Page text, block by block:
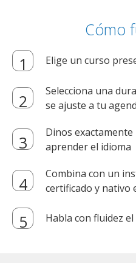
Cómo
Elige un curso
Selecciona una
se ajuste a tu
Dinos
aprender el idioma
Combina con un
certificado y nativo
Habla con fluidez